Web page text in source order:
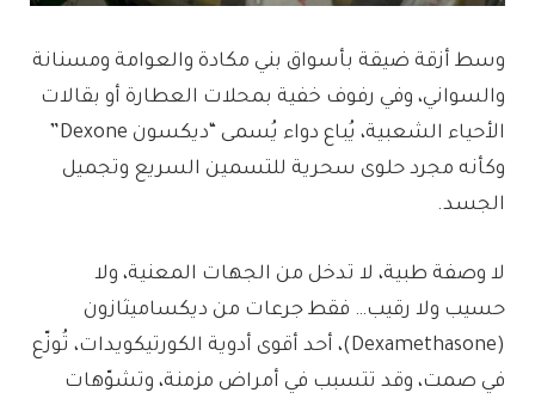
وسط أزقة ضيقة بأسواق بني مكادة والعوامة ومسنانة
والسواني، وفي رفوف خفية بمحلات العطارة أو بقالات
الأحياء الشعبية، يُباع دواء يُسمى “ديكسون Dexone”
وكأنه مجرد حلوى سحرية للتسمين السريع وتجميل
الجسد.
لا وصفة طبية، لا تدخل من الجهات المعنية، ولا
حسيب ولا رقيب… فقط جرعات من ديكساميثازون
(Dexamethasone)، أحد أقوى أدوية الكورتيكويدات، تُوزّع
في صمت، وقد تتسبب في أمراض مزمنة، وتشوّهات